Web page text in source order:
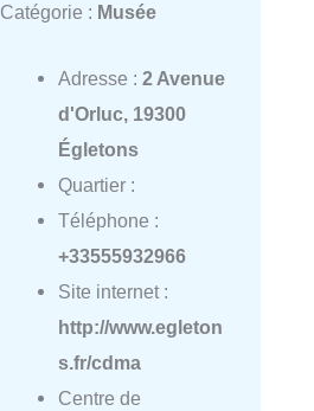
Catégorie : Musée
Adresse : 2 Avenue
d'Orluc, 19300
Égletons
Quartier :
Téléphone :
+33555932966
Site internet :
http://www.egleton
s.fr/cdma
Centre de